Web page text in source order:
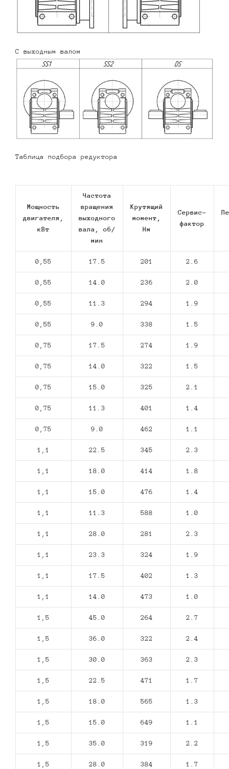
С выходным валом
Таблица подбора редуктора
Мощность
двигателя,
кВт
Частота
вращения
выходного
вала, об/
мин
Крутящий
момент,
Нм
Сервис-
фактор
0,55 17.5 201 2.6
0,55 14.0 236 2.0
0,55 11.3 294 1.9
0,55 9.0 338 1.5
0,75 17.5 274 1.9
0,75 14.0 322 1.5
0,75 15.0 325 2.1
0,75 11.3 401 1.4
0,75 9.0 462 1.1
1,1 22.5 345 2.3
1,1 18.0 414 1.8
1,1 15.0 476 1.4
1,1 11.3 588 1.0
1,1 28.0 281 2.3
1,1 23.3 324 1.9
1,1 17.5 402 1.3
1,1 14.0 473 1.0
1,5 45.0 264 2.7
1,5 36.0 322 2.4
1,5 30.0 363 2.3
1,5 22.5 471 1.7
1,5 18.0 565 1.3
1,5 15.0 649 1.1
1,5 35.0 319 2.2
1,5 28.0 384 1.7